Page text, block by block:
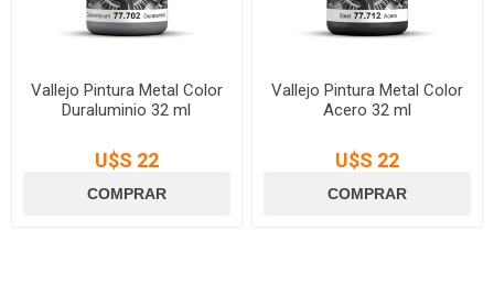
Vallejo Pintura Metal Color
Duraluminio 32 ml
U$S 22
Vallejo Pintura Metal Color
Acero 32 ml
U$S 22